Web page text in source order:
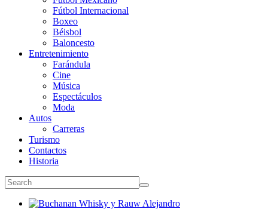
Fútbol Internacional
Boxeo
Béisbol
Baloncesto
Entretenimiento
Farándula
Cine
Música
Espectáculos
Moda
Autos
Carreras
Turismo
Contactos
Historia